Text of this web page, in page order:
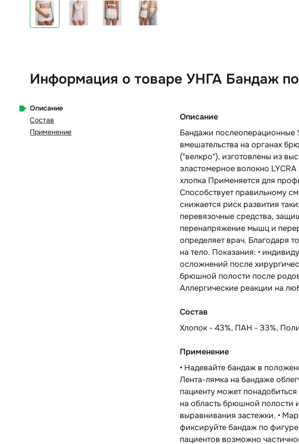
Информация о товаре УНГА Бандаж
Описание
Состав
Применение
Описание
Бандажи послеоперационные
вмешательства на органах
("велкро"), изготовлены из
эластомерное волокно
хлопка Применяется для
Способствует правильному
снижается риск развития
перевязочные средства,
перенапряжение мышц и
определяет врач. Благодаря
на тело. Показания: •
осложнений после
брюшной полости после
Аллергические реакции на
Состав
Хлопок - 43%, ПАН - 33%,
Применение
• Надевайте бандаж в
Лента-лямка на бандаже
пациенту может
на область брюшной полости
выравнивания застежки. •
фиксируйте бандаж по
пациентов возможно